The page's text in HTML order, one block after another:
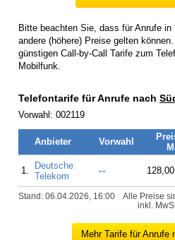
Bitte beachten Sie, dass für Anrufe
andere (höhere) Preise gelten
günstigen Call-by-Call Tarife zum
Mobilfunk.
Telefontarife für Anrufe nach
Vorwahl: 002119
Anbieter Vorwahl
1.
Deutsche
Telekom
--
Stand: 06.04.2026, 16:00
Alle Preise
inkl.
Mehr Tarife für Anrufe